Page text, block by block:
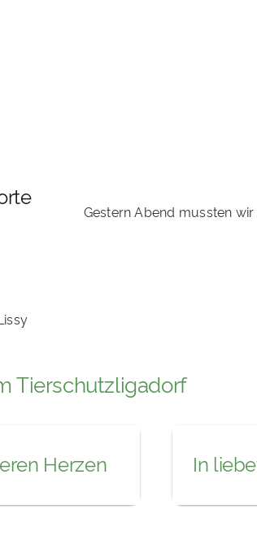
Gestern Abend mussten
Tierschutzligadorf
Herzen In